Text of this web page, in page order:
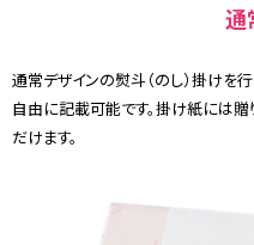
通
通常デザインの熨斗（のし）掛けを
自由に記載可能です。掛け紙には
だけます。